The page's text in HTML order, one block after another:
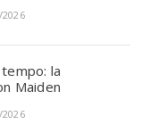
la
Maiden